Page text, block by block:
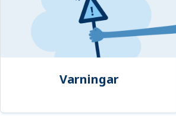
Varningar